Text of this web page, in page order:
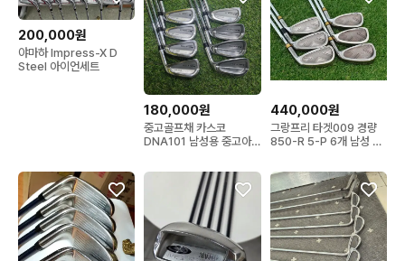
200,000원
야마하 Impress-X D
Steel 아이언세트
180,000원
중고골프채 카스코
DNA101 남성용 중고아
440,000원
그랑프리 타겟009 경량
850-R 5-P 6개 남성 아